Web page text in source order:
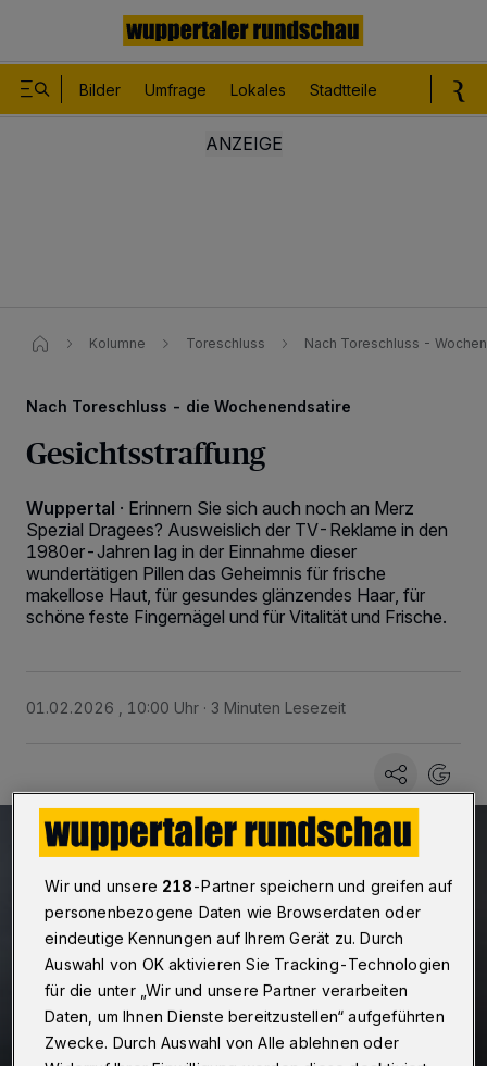
Bilder Umfrage Lokales Stadtteile
Kolumne Toreschluss Nach Toreschluss -
Nach Toreschluss - die Wochenendsatire
Gesichtsstraffung
Wuppertal · Erinnern Sie sich auch noch an Merz
Spezial Dragees? Ausweislich der TV-Reklame in den
1980er-Jahren lag in der Einnahme dieser
wundertätigen Pillen das Geheimnis für frische
makellose Haut, für gesundes glänzendes Haar, für
schöne feste Fingernägel und für Vitalität und Frische.
01.02.2026 , 10:00 Uhr 3 Minuten Lesezeit
Wir und unsere 218-Partner speichern und greifen auf
personenbezogene Daten wie Browserdaten oder
eindeutige Kennungen auf Ihrem Gerät zu. Durch
Auswahl von OK aktivieren Sie Tracking-Technologien
für die unter „Wir und unsere Partner verarbeiten
Daten, um Ihnen Dienste bereitzustellen“ aufgeführten
Zwecke. Durch Auswahl von Alle ablehnen oder